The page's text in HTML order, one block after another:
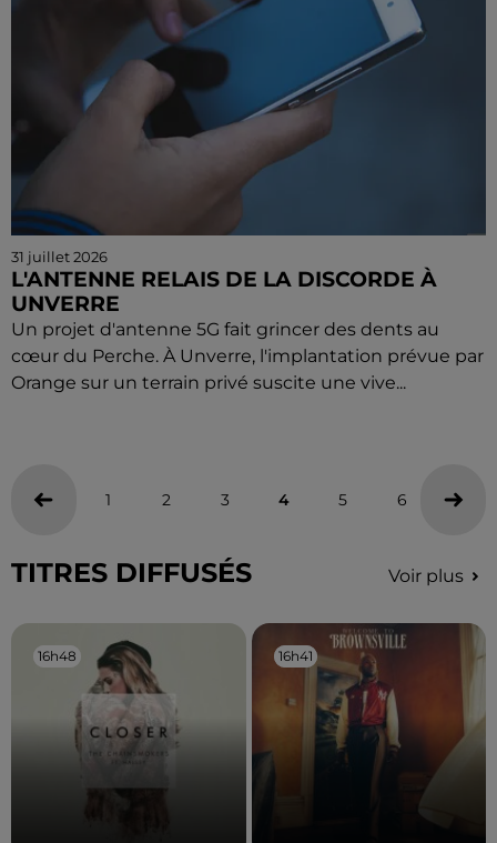
31 juillet 2026
L'ANTENNE RELAIS DE LA DISCORDE À
UNVERRE
Un projet d'antenne 5G fait grincer des dents au
cœur du Perche. À Unverre, l'implantation prévue par
Orange sur un terrain privé suscite une vive...
1 2 3 4 5 6 7
TITRES DIFFUSÉS Voir plus
16h48
16h48 16h41
16h41